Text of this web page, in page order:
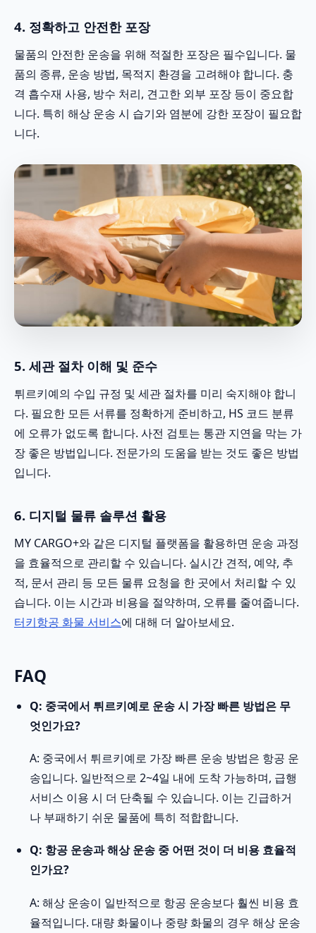
4. 정확하고 안전한 포장
물품의 안전한 운송을 위해 적절한 포장은 필수입니다. 물
품의 종류, 운송 방법, 목적지 환경을 고려해야 합니다. 충
격 흡수재 사용, 방수 처리, 견고한 외부 포장 등이 중요합
니다. 특히 해상 운송 시 습기와 염분에 강한 포장이 필요합
니다.
5. 세관 절차 이해 및 준수
튀르키예의 수입 규정 및 세관 절차를 미리 숙지해야 합니
다. 필요한 모든 서류를 정확하게 준비하고, HS 코드 분류
에 오류가 없도록 합니다. 사전 검토는 통관 지연을 막는 가
장 좋은 방법입니다. 전문가의 도움을 받는 것도 좋은 방법
입니다.
6. 디지털 물류 솔루션 활용
MY CARGO+와 같은 디지털 플랫폼을 활용하면 운송 과정
을 효율적으로 관리할 수 있습니다. 실시간 견적, 예약, 추
적, 문서 관리 등 모든 물류 요청을 한 곳에서 처리할 수 있
습니다. 이는 시간과 비용을 절약하며, 오류를 줄여줍니다.
터키항공 화물 서비스에 대해 더 알아보세요.
FAQ
Q: 중국에서 튀르키예로 운송 시 가장 빠른 방법은 무
엇인가요?
A: 중국에서 튀르키예로 가장 빠른 운송 방법은 항공 운
송입니다. 일반적으로 2~4일 내에 도착 가능하며, 급행
서비스 이용 시 더 단축될 수 있습니다. 이는 긴급하거
나 부패하기 쉬운 물품에 특히 적합합니다.
Q: 항공 운송과 해상 운송 중 어떤 것이 더 비용 효율적
인가요?
A: 해상 운송이 일반적으로 항공 운송보다 훨씬 비용 효
율적입니다. 대량 화물이나 중량 화물의 경우 해상 운송